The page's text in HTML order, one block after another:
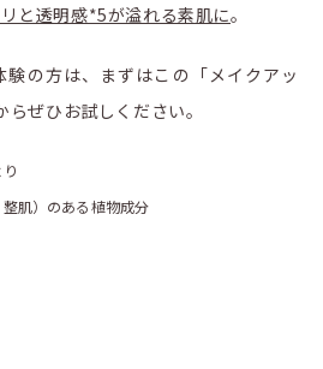
と透明感*5が溢れる素肌に。
の方は、まずはこの「メイクアッ
ぜひお試しください。
肌）のある植物成分